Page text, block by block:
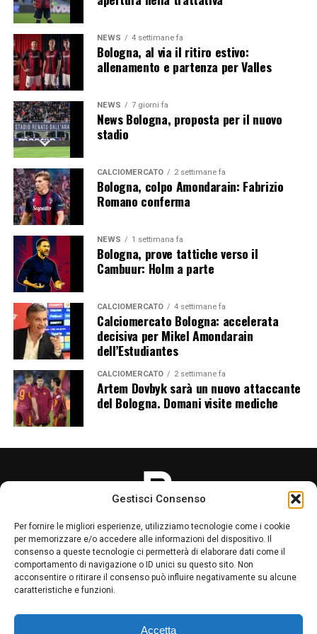
Gestisci Consenso
Per fornire le migliori esperienze, utilizziamo tecnologie come i cookie
per memorizzare e/o accedere alle informazioni del dispositivo. Il
consenso a queste tecnologie ci permetterà di elaborare dati come il
comportamento di navigazione o ID unici su questo sito. Non
acconsentire o ritirare il consenso può influire negativamente su alcune
caratteristiche e funzioni.
Accetta
NEWS 4 settimane fa
Bologna, al via il ritiro estivo:
allenamento e partenza per Valles
NEWS 7 giorni fa
News Bologna, proposta per il nuovo
stadio
CALCIOMERCATO 2 settimane fa
Bologna, colpo Amondarain: Fabrizio
Romano conferma
NEWS 1 settimana fa
Bologna, prove tattiche verso il
Cambuur: Holm a parte
CALCIOMERCATO 4 settimane fa
Calciomercato Bologna: accelerata
decisiva per Mikel Amondarain
dell’Estudiantes
CALCIOMERCATO 2 settimane fa
Artem Dovbyk sarà un nuovo attaccante
del Bologna. Domani visite mediche
LA REDAZIONE PRIVACY POLICY